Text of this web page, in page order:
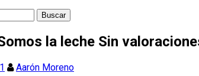
la leche Sin
Aarón Moreno